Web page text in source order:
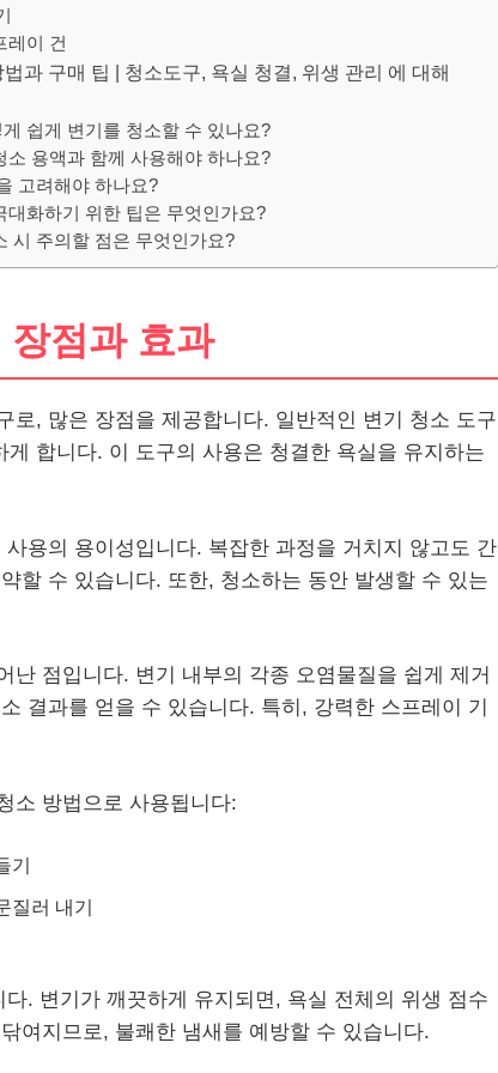
레이 건
과 구매 팁 | 청소도구, 욕실 청결, 위생 관리 에 대해
쉽게 변기를 청소할 수 있나요?
용액과 함께 사용해야 하나요?
고려해야 하나요?
화하기 위한 팁은 무엇인가요?
시 주의할 점은 무엇인가요?
장점과 효과
로, 많은 장점을 제공합니다. 일반적인 변기 청소 도구
합니다. 이 도구의 사용은 청결한 욕실을 유지하는
사용의 용이성입니다. 복잡한 과정을 거치지 않고도 간
할 수 있습니다. 또한, 청소하는 동안 발생할 수 있는
난 점입니다. 변기 내부의 각종 오염물질을 쉽게 제거
결과를 얻을 수 있습니다. 특히, 강력한 스프레이 기
소 방법으로 사용됩니다:
기
질러 내기
. 변기가 깨끗하게 유지되면, 욕실 전체의 위생 점수
여지므로, 불쾌한 냄새를 예방할 수 있습니다.